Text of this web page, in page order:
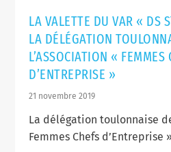
LA VALETTE DU VAR « DS
LA DÉLÉGATION
L’ASSOCIATION « FEMMES
D’ENTREPRISE »
21 novembre 2019
La délégation toulonnaise
Femmes Chefs d’Entreprise